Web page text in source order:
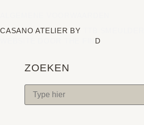
CASANO ATELIER BY
D
ZOEKEN